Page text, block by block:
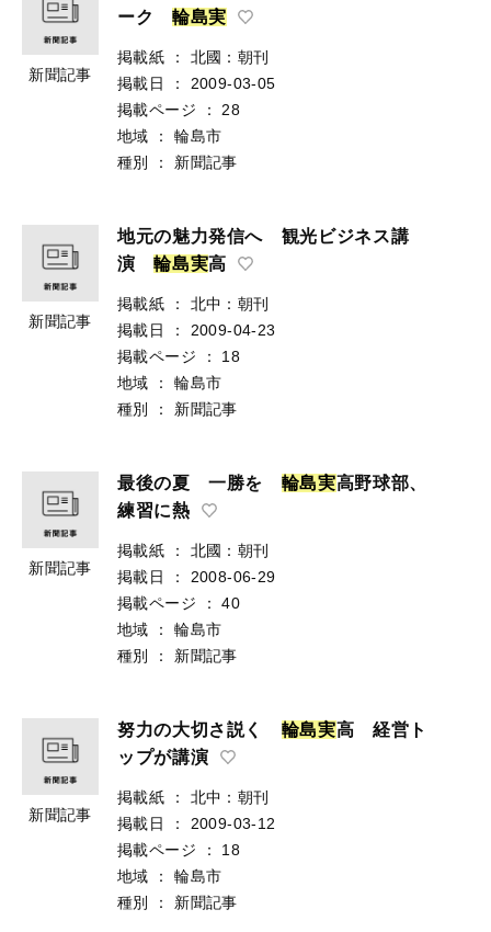
新聞記事
ーク 輪島実
掲載紙 ：
北國：朝刊
掲載日
：
2009-03-05
掲載ページ
：
28
地域
：
輪島市
種別
： 新聞記事
新聞記事
地元の魅力発信へ 観光ビジネス講
演輪島実高
掲載紙 ：
北中：朝刊
掲載日
：
2009-04-23
掲載ページ
：
18
地域
：
輪島市
種別
： 新聞記事
新聞記事
最後の夏 一勝を 輪島実高野球部、
練習に熱
掲載紙 ：
北國：朝刊
掲載日
：
2008-06-29
掲載ページ
：
40
地域
：
輪島市
種別
： 新聞記事
新聞記事
努力の大切さ説く 輪島実高 経営ト
ップが講演
掲載紙 ：
北中：朝刊
掲載日
：
2009-03-12
掲載ページ
：
18
地域
：
輪島市
種別
： 新聞記事